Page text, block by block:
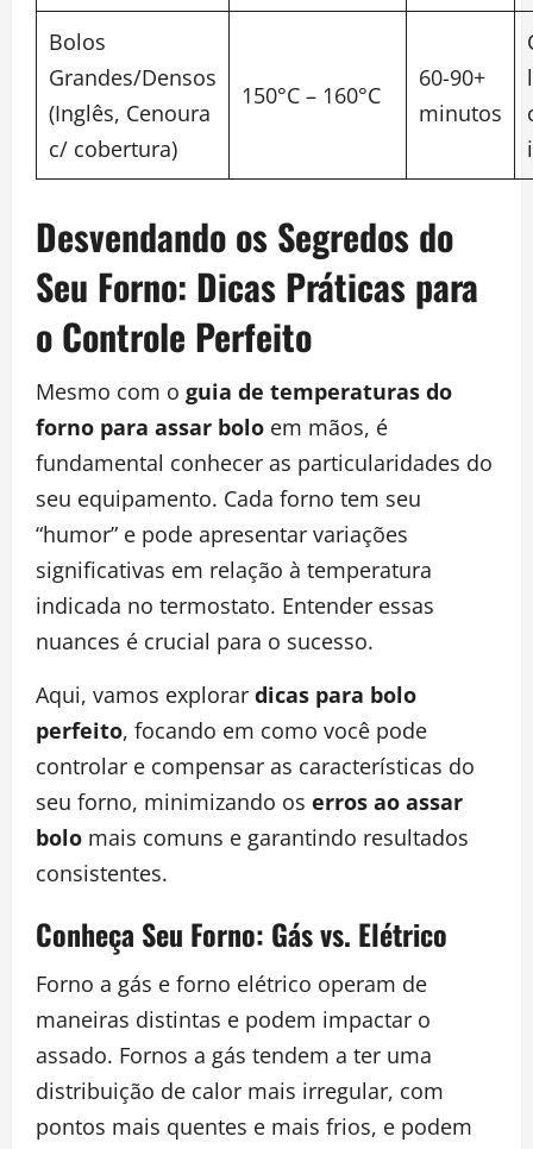
Bolos
Grandes/Densos
(Inglês, Cenoura
c/ cobertura)
150°C – 160°C
60-90+
minutos
Desvendando os Segredos do
Seu Forno: Dicas Práticas para
o Controle Perfeito
Mesmo com o guia de temperaturas do
forno para assar bolo em mãos, é
fundamental conhecer as particularidades do
seu equipamento. Cada forno tem seu
“humor” e pode apresentar variações
significativas em relação à temperatura
indicada no termostato. Entender essas
nuances é crucial para o sucesso.
Aqui, vamos explorar dicas para bolo
perfeito, focando em como você pode
controlar e compensar as características do
seu forno, minimizando os erros ao assar
bolo mais comuns e garantindo resultados
consistentes.
Conheça Seu Forno: Gás vs. Elétrico
Forno a gás e forno elétrico operam de
maneiras distintas e podem impactar o
assado. Fornos a gás tendem a ter uma
distribuição de calor mais irregular, com
pontos mais quentes e mais frios, e podem